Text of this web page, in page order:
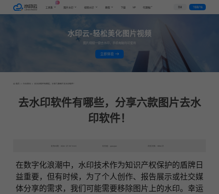
工具集 图片水印 视频水印 教程 下载 VIP 代理推广 登录 下载客户端
水印云-轻松美化图片视频
图片视频一键去水印，手机电脑均可使用
立即体验
首页 > 行业资讯 > 去水印软件有哪些，分享六款图片去水印软件！
去水印软件有哪些，分享六款图片去水
印软件！
发布日期：2024-07-05 13:48 发表者：qianqian 浏览次数：9654次
在数字化浪潮中，水印技术作为知识产权保护的盾牌日
益重要，但有时候，为了个人创作、报告展示或社交媒
体分享的需求，我们可能需要移除图片上的水印。幸运